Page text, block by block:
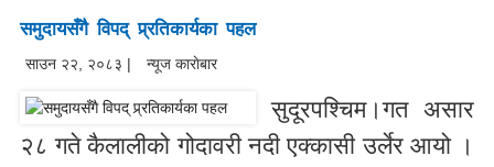
समुदायसँगै विपद् प्र्रतिकार्यका पहल
साउन २२, २०८३ | न्यूज काराेबार
सुदूरपश्चिम।गत असार
२८ गते कैलालीको गोदावरी नदी एक्कासी उर्लेर आयो ।